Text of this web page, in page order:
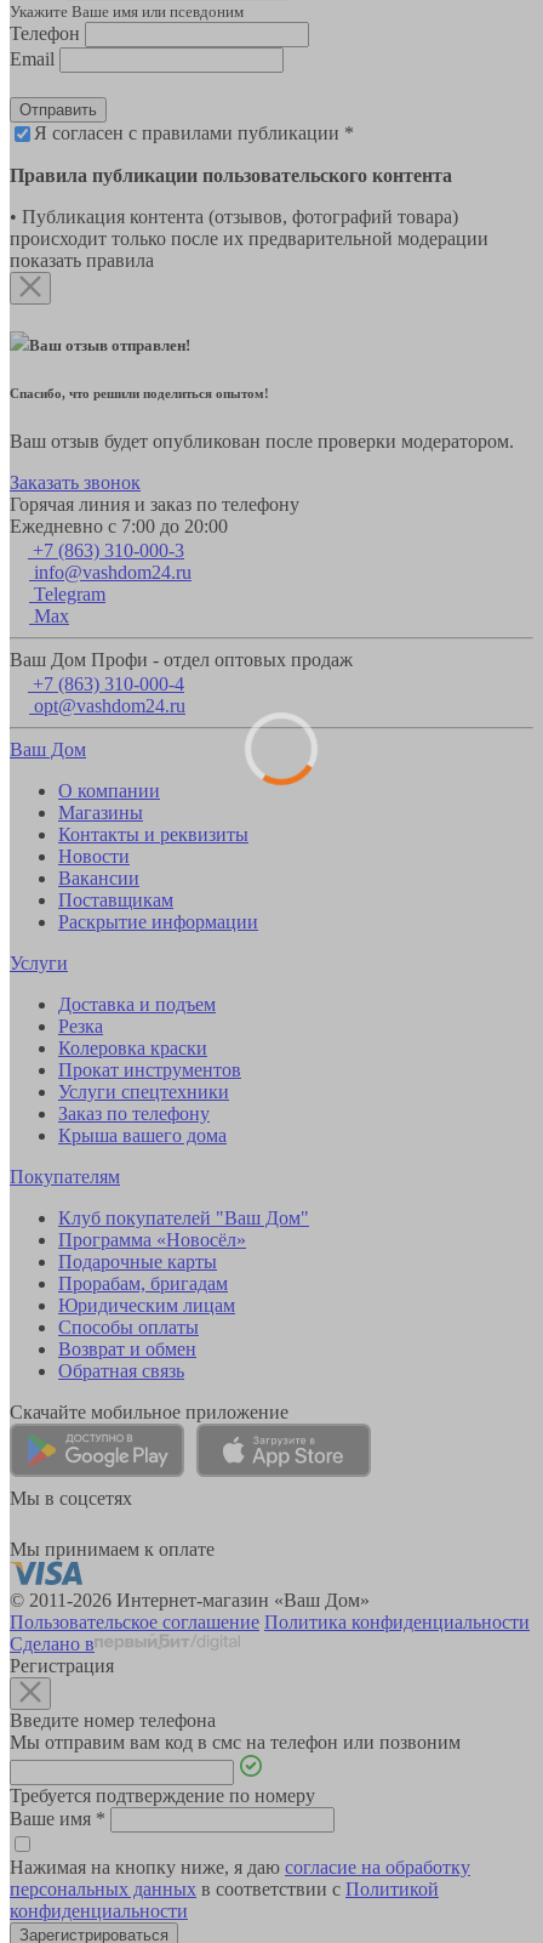
Укажите Ваше имя или псевдоним
Телефон
Email
Отправить
Я согласен с правилами публикации *
Правила публикации пользовательского контента
• Публикация контента (отзывов, фотографий товара)
происходит только после их предварительной модерации
показать правила
Ваш отзыв отправлен!
Спасибо, что решили поделиться опытом!
Ваш отзыв будет опубликован после проверки модератором.
Заказать звонок
Горячая линия и заказ по телефону
Ежедневно с 7:00 до 20:00
+7 (863) 310-000-3
info@vashdom24.ru
Telegram
Max
Ваш Дом Профи - отдел оптовых продаж
+7 (863) 310-000-4
opt@vashdom24.ru
Ваш Дом
О компании
Магазины
Контакты и реквизиты
Новости
Вакансии
Поставщикам
Раскрытие информации
Услуги
Доставка и подъем
Резка
Колеровка краски
Прокат инструментов
Услуги спецтехники
Заказ по телефону
Крыша вашего дома
Покупателям
Клуб покупателей "Ваш Дом"
Программа «Новосёл»
Подарочные карты
Прорабам, бригадам
Юридическим лицам
Способы оплаты
Возврат и обмен
Обратная связь
Скачайте мобильное приложение
Мы в соцсетях
Мы принимаем к оплате
© 2011-2026 Интернет-магазин «Ваш Дом»
Пользовательское соглашение Политика конфиденциальности
Сделано в
Регистрация
Введите номер телефона
Мы отправим вам код в смс на телефон или позвоним
Требуется подтверждение по номеру
Ваше имя *
Нажимая на кнопку ниже, я даю согласие на обработку
персональных данных в соответствии с Политикой
конфиденциальности
Зарегистрироваться